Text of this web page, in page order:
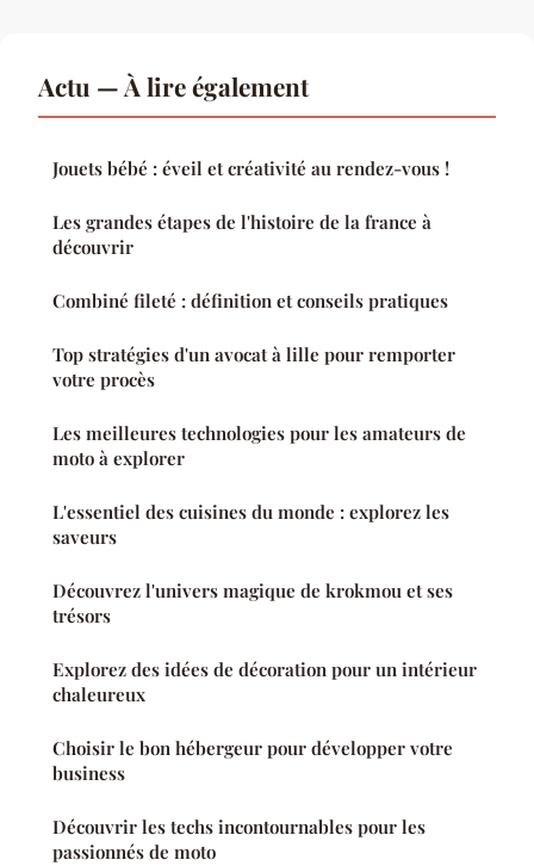
Actu — À lire également
Jouets bébé : éveil et créativité au rendez-vous !
Les grandes étapes de l'histoire de la france à
découvrir
Combiné fileté : définition et conseils pratiques
Top stratégies d'un avocat à lille pour remporter
votre procès
Les meilleures technologies pour les amateurs de
moto à explorer
L'essentiel des cuisines du monde : explorez les
saveurs
Découvrez l'univers magique de krokmou et ses
trésors
Explorez des idées de décoration pour un intérieur
chaleureux
Choisir le bon hébergeur pour développer votre
business
Découvrir les techs incontournables pour les
passionnés de moto